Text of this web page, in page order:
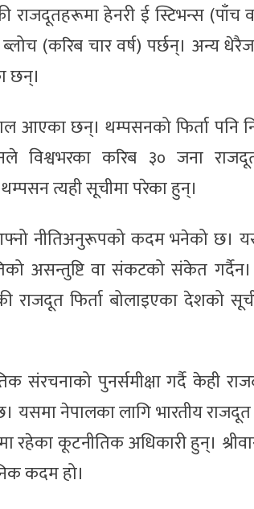
हेनरी ई स्टिभन्स (पाँच
(करिब चार वर्ष) पर्छन्। अन्य
छन्।
आएका छन्। थम्पसनको फिर्ता पनि
विश्वभरका करिब ३० जना
त्यही सूचीमा परेका हुन्।
नीतिअनुरूपको कदम भनेको छ।
असन्तुष्टि वा संकटको संकेत
राजदूत फिर्ता बोलाइएका देशको
संरचनाको पुनर्समीक्षा गर्दै केही
यसमा नेपालका लागि भारतीय राजदूत
रहेका कूटनीतिक अधिकारी हुन्।
कदम हो।